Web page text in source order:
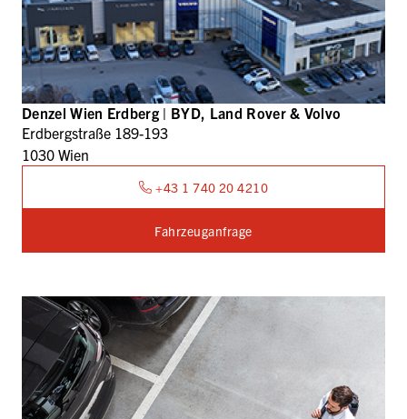
Denzel Wien Erdberg | BYD, Land Rover & Volvo
Erdbergstraße 189-193
1030 Wien
+43 1 740 20 4210
Fahrzeuganfrage